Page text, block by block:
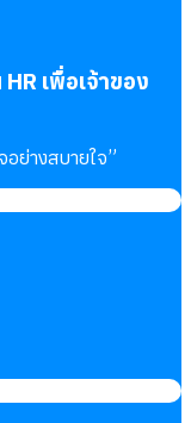
เพื่อเจ้าของ
ย่างสบายใจ”